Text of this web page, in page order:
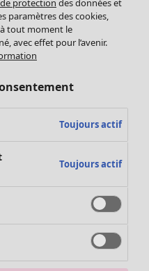
-70
paramètres des cookies,
tout moment le
avec effet pour l’avenir.
Toujours actif
Toujours actif